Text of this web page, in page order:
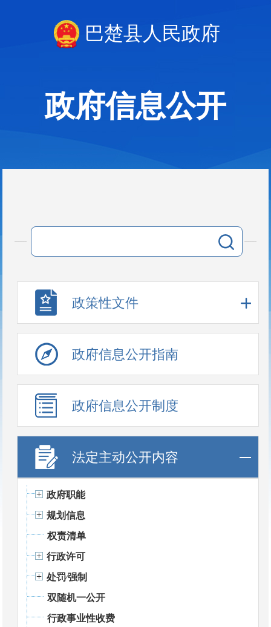
巴楚县人民政府
政府信息公开
政策性文件
政府信息公开指南
政府信息公开制度
法定主动公开内容
政府职能
规划信息
权责清单
行政许可
处罚⁄强制
双随机一公开
行政事业性收费